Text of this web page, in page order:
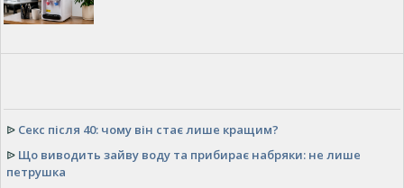
ᐉ Секс після 40: чому він стає лише кращим?
ᐉ Що виводить зайву воду та прибирає набряки: не лише
петрушка